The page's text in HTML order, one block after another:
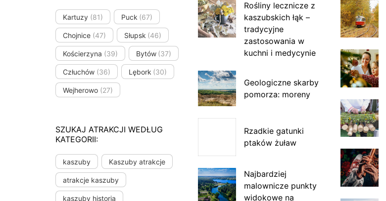
Kartuzy (81) Puck (67)
Chojnice (47) Słupsk (46)
Kościerzyna (39) Bytów (37)
Człuchów (36) Lębork (30)
Wejherowo (27)
SZUKAJ ATRAKCJI WEDŁUG
KATEGORII:
kaszuby Kaszuby atrakcje
atrakcje kaszuby
kaszuby historia
Rośliny lecznicze z
kaszubskich łąk –
tradycyjne
zastosowania w
kuchni i medycynie
Geologiczne skarby
pomorza: moreny
Rzadkie gatunki
ptaków żuław
Najbardziej
malownicze punkty
widokowe na